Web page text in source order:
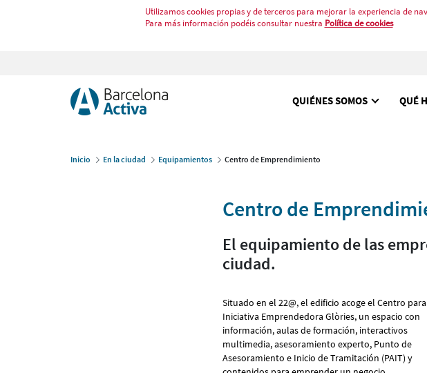
Utilizamos cookies propias y de terceros para mejorar la experiencia de
Para más información podéis consultar nuestra Política de cookies
QUIÉNES SOMOS QUÉ
Inicio En la ciudad Equipamientos Centro de Emprendimiento
Centro de
El equipamiento de las
ciudad.
Situado en el 22@, el edificio acoge el Centro
Iniciativa Emprendedora Glòries, un espacio con
información, aulas de formación, interactivos
multimedia, asesoramiento experto, Punto de
Asesoramiento e Inicio de Tramitación (PAIT) y